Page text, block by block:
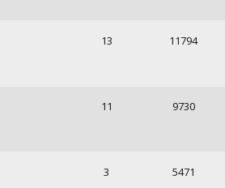
13 11794
11 9730
3 5471